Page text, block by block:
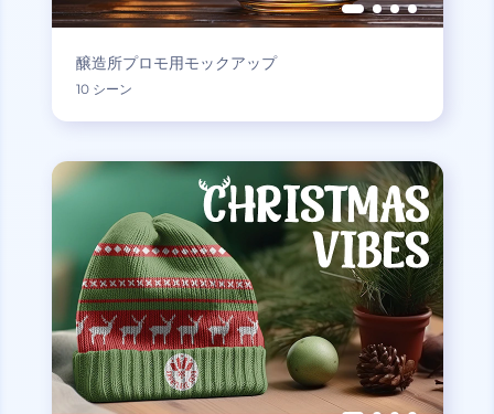
醸造所プロモ用モックアップ
10 シーン